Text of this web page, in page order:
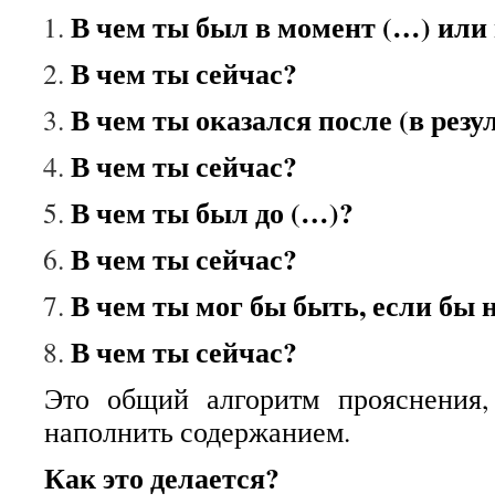
В чем ты был в момент (…) или
В чем ты сейчас?
В чем ты оказался после (в
В чем ты сейчас?
В чем ты был до (…)?
В чем ты сейчас?
В чем ты мог бы быть, если бы
В чем ты сейчас?
Это общий алгоритм
наполнить содержанием.
Как это делается?